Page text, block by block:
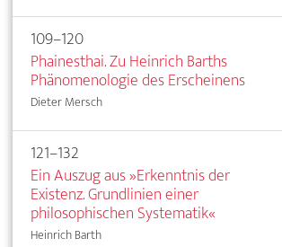
109–120
Phainesthai. Zu Heinrich Barths
Phänomenologie des Erscheinens
Dieter Mersch
121–132
Ein Auszug aus »Erkenntnis der
Existenz. Grundlinien einer
philosophischen Systematik«
Heinrich Barth